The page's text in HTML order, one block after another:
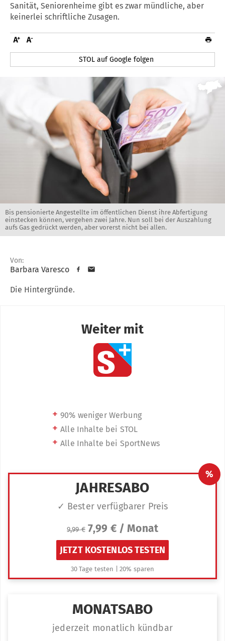
Sanität, Seniorenheime gibt es zwar mündliche, aber
keinerlei schriftliche Zusagen.
STOL auf Google folgen
Bis pensionierte Angestellte im öffentlichen Dienst ihre Abfertigung
einstecken können, vergehen zwei Jahre. Nun soll bei der Auszahlung
aufs Gas gedrückt werden, aber vorerst nicht bei allen.
Von:
Barbara Varesco
Die Hintergründe.